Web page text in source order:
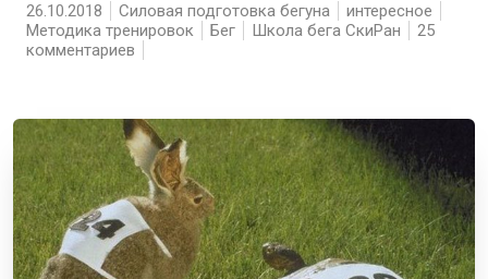
26.10.2018 Силовая подготовка бегуна
интересное
Методика тренировок
Бег Школа бега СкиРан
25
комментариев